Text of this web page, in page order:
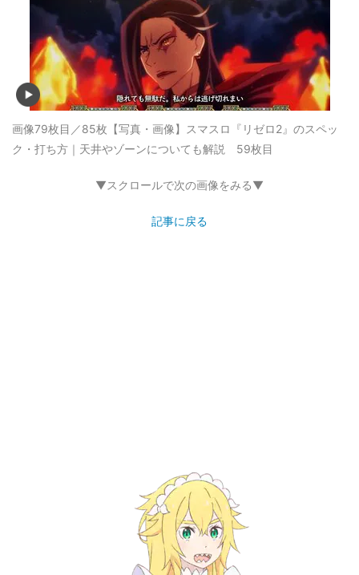
画像79枚目／85枚 【写真・画像】スマスロ『リゼロ2』のスペッ
ク・打ち方｜天井やゾーンについても解説 59枚目
▼スクロールで次の画像をみる▼
記事に戻る